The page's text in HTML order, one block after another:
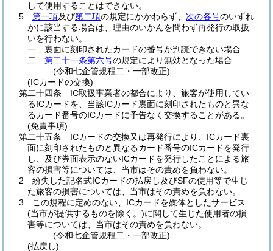
して使用することはできない。
5
第一項及び第二項の規定にかかわらず、 次の各号のいずれ
かに該当する場合は、理由のいかんを問わず再発行の取扱
いを行わない。
一
裏面に刻印されたカードの番号が判読できない場合
二
第二十一条第六号の規定により無効となった場合
(令和七企管規程二・一部改正)
(ICカードの交換)
第二十四条
IC取扱事業者の都合により、旅客が使用してい
るICカードを、当該ICカード裏面に刻印されたものと異な
るカード番号のICカードに予告なく交換することがある。
(免責事項)
第二十五条
ICカードの交換又は再発行により、ICカード裏
面に刻印されたものと異なるカード番号のICカードを発行
し、及び券面表示のないICカードを発行したことによる旅
客の損害等については、当市はその責めを負わない。
2
紛失した記名式ICカードの払戻し及びSFの使用等で生じ
た旅客の損害については、当市はその責めを負わない。
3
この規程に定めのない、ICカードを媒体としたサービス
(当市が提供するものを除く。)に関して生じた使用者の損
害等については、当市はその責めを負わない。
(令和七企管規程二・一部改正)
(払戻し)